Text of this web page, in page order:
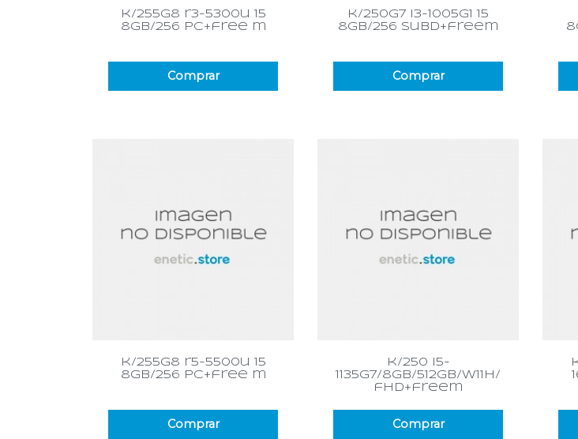
Vista rápida
k/255g8 r3-5300u 15
8gb/256 pc+free m
Comprar
Vista rápida
k/250g7 i3-1005g1 15
8gb/256 subd+freem
Comprar
Vista rápida
k/255g8 r5-5500u 15
8gb/256 pc+free m
Comprar
Vista rápida
k/250 i5-
1135g7/8gb/512gb/w11h/
fhd+freem
Comprar